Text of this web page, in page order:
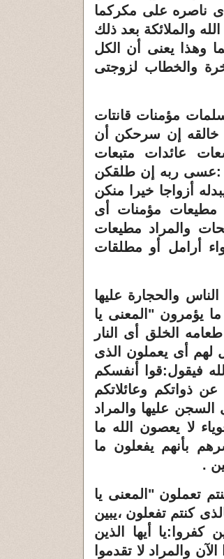
أى ناصره على مكركما
والملائكة بعد ذلك
وهذا يعنى أن الكل
والخطاب لزوجتى
مؤمنات قانتات
خالقه إن سرحكن أن
عائدات متبعات
:عسى ربه إن طلقكن
أزواجا خيرا منكن
مطيعات مؤمنات أى
والمراد مطيعات
أرامل أو مطلقات
والحجارة عليها
يؤمرون "المعنى يا
الخلق أى النار
لهم أى يعملون الذى
فيقول:قوا أنفسكم
عن ذواتكم وعائلاتكم
السجن عليها والمراد
لا يعصون الله ما
بأنهم يفعلون ما
.
تعملون "المعنى يا
كنتم تفعلون ،يبين
كفروا:يا أيها الذين
والمراد لا تقدموا